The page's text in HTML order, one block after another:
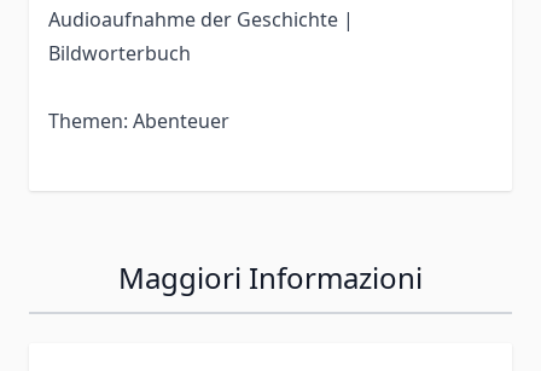
Audioaufnahme der Geschichte |
Bildworterbuch
Themen: Abenteuer
Maggiori Informazioni